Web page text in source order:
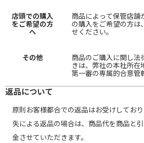
店頭での購入
をご希望の方
へ
商品によって保管店舗
の購入をご希望の方は
せください。
その他
商品のご購入に関し法
きは、弊社の本社所在
第一審の専属的合意管
返品について
原則お客様都合での返品はお受けしてお
失による返品の場合は、商品代を商品と
金させていただきます。